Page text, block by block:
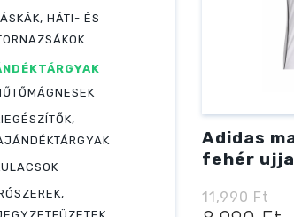
Adidas
fehér
11,990Ft
HÁTI- ÉS